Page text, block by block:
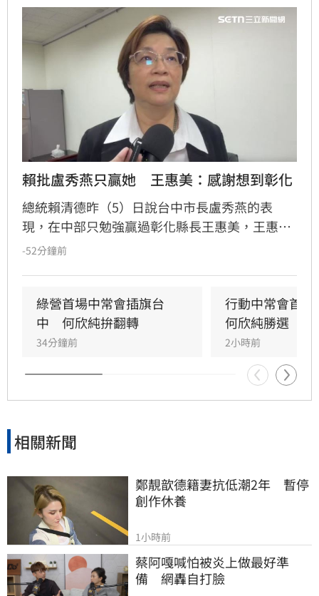
賴批盧秀燕只贏她　王惠美：感謝想到彰化
總統賴清德昨（5）日說台中市長盧秀燕的表
現，在中部只勉強贏過彰化縣長王惠美，王惠美
早上有回應、不過語氣酸溜溜。
-52分鐘前
綠營首場中常會插旗台
中　何欣純拚翻轉
34分鐘前
行動中常會首選
何欣純勝選
2小時前
相關新聞
鄭靚歆德籍妻抗低潮2年　暫停
創作休養
1小時前
蔡阿嘎喊怕被炎上做最好準
備　網轟自打臉